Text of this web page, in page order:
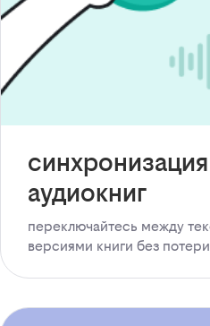
аудиокниг
переключайтесь между
версиями книги без